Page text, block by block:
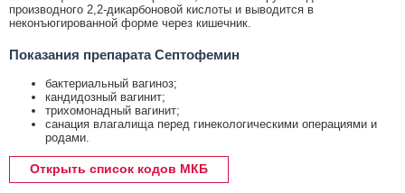
производного 2,2-дикарбоновой кислоты и выводится в
неконъюгированной форме через кишечник.
Показания препарата Септофемин
бактериальный вагиноз;
кандидозный вагинит;
трихомонадный вагинит;
санация влагалища перед гинекологическими операциями и
родами.
Открыть список кодов МКБ